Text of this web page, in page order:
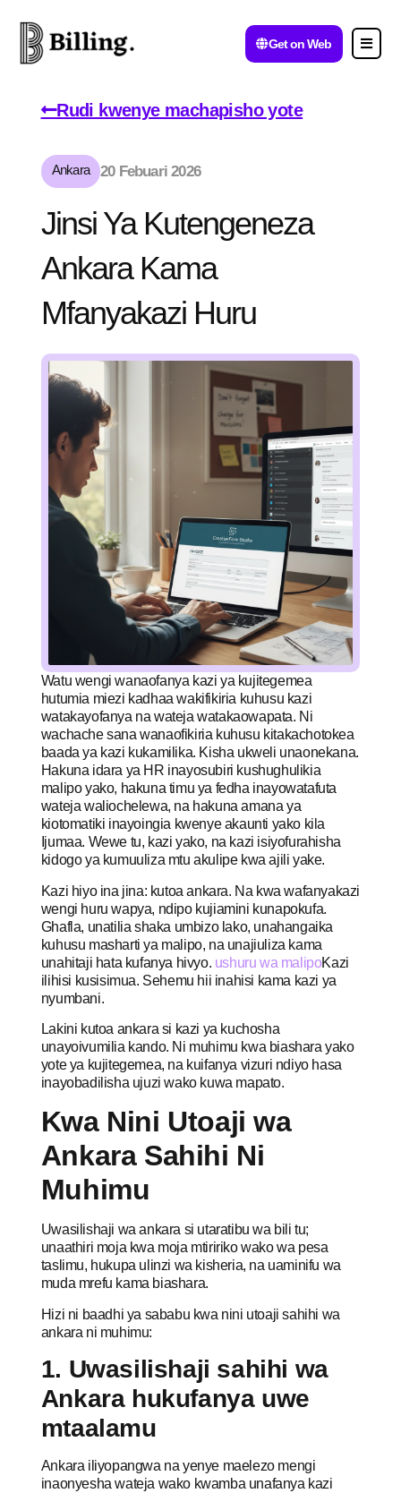
Get on Web
Rudi kwenye machapisho yote
Ankara 20 Febuari 2026
Jinsi Ya Kutengeneza
Ankara Kama
Mfanyakazi Huru
Watu wengi wanaofanya kazi ya kujitegemea
hutumia miezi kadhaa wakifikiria kuhusu kazi
watakayofanya na wateja watakaowapata. Ni
wachache sana wanaofikiria kuhusu kitakachotokea
baada ya kazi kukamilika. Kisha ukweli unaonekana.
Hakuna idara ya HR inayosubiri kushughulikia
malipo yako, hakuna timu ya fedha inayowatafuta
wateja waliochelewa, na hakuna amana ya
kiotomatiki inayoingia kwenye akaunti yako kila
Ijumaa. Wewe tu, kazi yako, na kazi isiyofurahisha
kidogo ya kumuuliza mtu akulipe kwa ajili yake.
Kazi hiyo ina jina: kutoa ankara. Na kwa wafanyakazi
wengi huru wapya, ndipo kujiamini kunapokufa.
Ghafla, unatilia shaka umbizo lako, unahangaika
kuhusu masharti ya malipo, na unajiuliza kama
unahitaji hata kufanya hivyo. ushuru wa malipoKazi
ilihisi kusisimua. Sehemu hii inahisi kama kazi ya
nyumbani.
Lakini kutoa ankara si kazi ya kuchosha
unayoivumilia kando. Ni muhimu kwa biashara yako
yote ya kujitegemea, na kuifanya vizuri ndiyo hasa
inayobadilisha ujuzi wako kuwa mapato.
Kwa Nini Utoaji wa
Ankara Sahihi Ni
Muhimu
Uwasilishaji wa ankara si utaratibu wa bili tu;
unaathiri moja kwa moja mtiririko wako wa pesa
taslimu, hukupa ulinzi wa kisheria, na uaminifu wa
muda mrefu kama biashara.
Hizi ni baadhi ya sababu kwa nini utoaji sahihi wa
ankara ni muhimu:
1. Uwasilishaji sahihi wa
Ankara hukufanya uwe
mtaalamu
Ankara iliyopangwa na yenye maelezo mengi
inaonyesha wateja wako kwamba unafanya kazi